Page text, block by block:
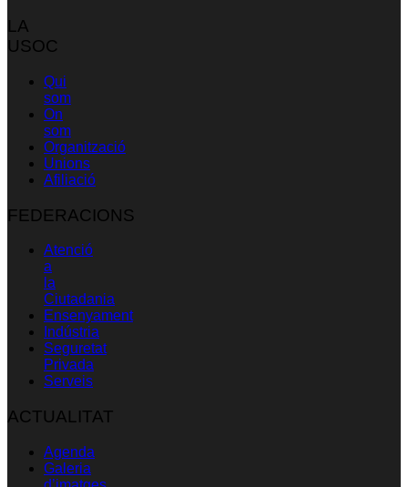
LA
USOC
Qui
som
On
som
Organització
Unions
Afiliació
FEDERACIONS
Atenció
a
la
Ciutadania
Ensenyament
Indústria
Seguretat
Privada
Serveis
ACTUALITAT
Agenda
Galeria